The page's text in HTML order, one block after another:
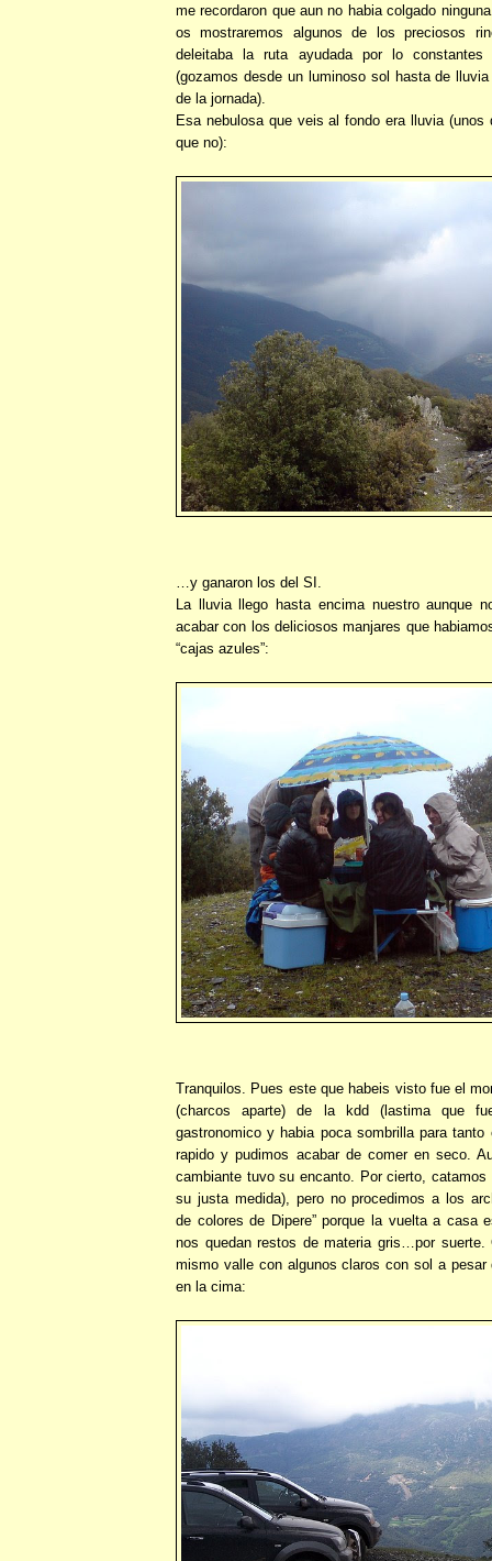
me recordaron que aun no habia colgado
os mostraremos algunos de los preciosos
deleitaba la ruta ayudada por lo constantes
(gozamos desde un luminoso sol hasta de
de la jornada).
Esa nebulosa que veis al fondo era lluvia
que no):
…y ganaron los del SI.
La lluvia llego hasta encima nuestro aunque
acabar con los deliciosos manjares que
“cajas azules”:
Tranquilos. Pues este que habeis visto fue el
(charcos aparte) de la kdd (lastima que
gastronomico y habia poca sombrilla para tanto
rapido y pudimos acabar de comer en seco.
cambiante tuvo su encanto. Por cierto, catamos
su justa medida), pero no procedimos a los
de colores de Dipere” porque la vuelta a casa
nos quedan restos de materia gris…por suerte.
mismo valle con algunos claros con sol a pesar
en la cima: